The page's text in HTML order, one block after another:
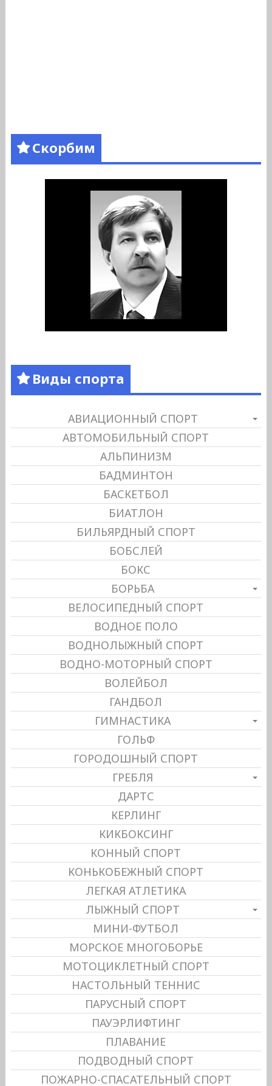
Скорбим
Виды спорта
АВИАЦИОННЫЙ СПОРТ
АВТОМОБИЛЬНЫЙ СПОРТ
АЛЬПИНИЗМ
БАДМИНТОН
БАСКЕТБОЛ
БИАТЛОН
БИЛЬЯРДНЫЙ СПОРТ
БОБСЛЕЙ
БОКС
БОРЬБА
ВЕЛОСИПЕДНЫЙ СПОРТ
ВОДНОЕ ПОЛО
ВОДНОЛЫЖНЫЙ СПОРТ
ВОДНО-МОТОРНЫЙ СПОРТ
ВОЛЕЙБОЛ
ГАНДБОЛ
ГИМНАСТИКА
ГОЛЬФ
ГОРОДОШНЫЙ СПОРТ
ГРЕБЛЯ
ДАРТС
КЕРЛИНГ
КИКБОКСИНГ
КОННЫЙ СПОРТ
КОНЬКОБЕЖНЫЙ СПОРТ
ЛЕГКАЯ АТЛЕТИКА
ЛЫЖНЫЙ СПОРТ
МИНИ-ФУТБОЛ
МОРСКОЕ МНОГОБОРЬЕ
МОТОЦИКЛЕТНЫЙ СПОРТ
НАСТОЛЬНЫЙ ТЕННИС
ПАРУСНЫЙ СПОРТ
ПАУЭРЛИФТИНГ
ПЛАВАНИЕ
ПОДВОДНЫЙ СПОРТ
ПОЖАРНО-СПАСАТЕЛЬНЫЙ СПОРТ